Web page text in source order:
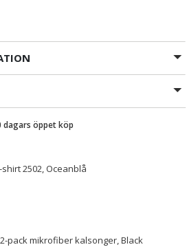
dagars öppet köp
2502, Oceanblå
pack mikrofiber kalsonger, Black